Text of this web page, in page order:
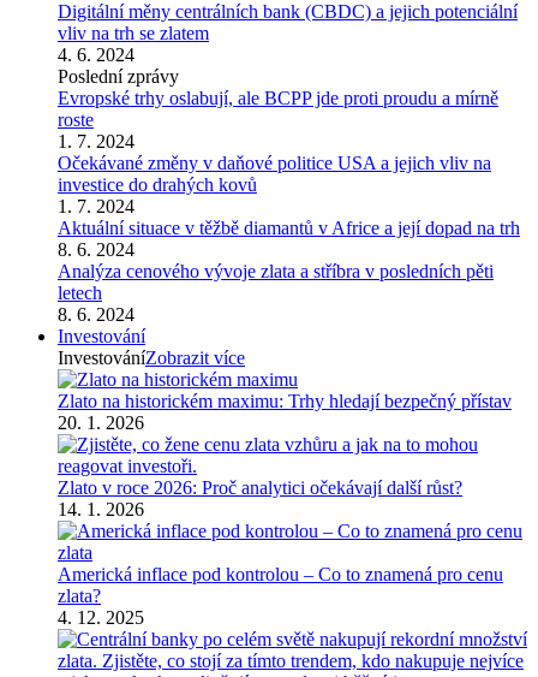
Digitální měny centrálních bank (CBDC) a jejich potenciální
vliv na trh se zlatem
4. 6. 2024
Poslední zprávy
Evropské trhy oslabují, ale BCPP jde proti proudu a mírně
roste
1. 7. 2024
Očekávané změny v daňové politice USA a jejich vliv na
investice do drahých kovů
1. 7. 2024
Aktuální situace v těžbě diamantů v Africe a její dopad na trh
8. 6. 2024
Analýza cenového vývoje zlata a stříbra v posledních pěti
letech
8. 6. 2024
Investování
InvestováníZobrazit více
Zlato na historickém maximu: Trhy hledají bezpečný přístav
20. 1. 2026
Zlato v roce 2026: Proč analytici očekávají další růst?
14. 1. 2026
Americká inflace pod kontrolou – Co to znamená pro cenu
zlata?
4. 12. 2025